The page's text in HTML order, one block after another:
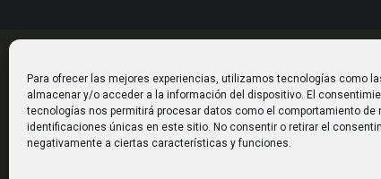
Para ofrecer las mejores experiencias, utilizamos tecnologías como
almacenar y/o acceder a la información del dispositivo. El
tecnologías nos permitirá procesar datos como el comportamiento de
identificaciones únicas en este sitio. No consentir o retirar el
negativamente a ciertas características y funciones.